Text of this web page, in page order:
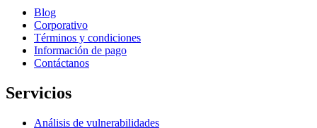
Blog
Corporativo
Términos y condiciones
Información de pago
Contáctanos
Servicios
Análisis de vulnerabilidades